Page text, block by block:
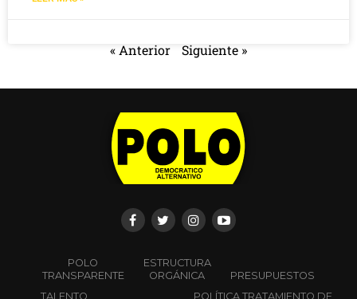
« Anterior Siguiente »
POLO
TRANSPARENTE
ESTRUCTURA
ORGÁNICA
PRESUPUESTOS
TALENTO
POLÍTICA TRATAMIENTO DE